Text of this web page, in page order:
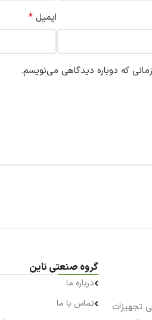
ایمیل *
که دوباره دیدگاهی می‌نویسم.
تجهیزات
گروه صنعتی ناین
درباره ما
تماس با ما